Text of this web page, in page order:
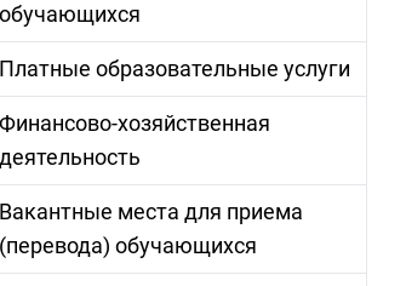
обучающихся
Платные образовательные услуги
Финансово-хозяйственная
деятельность
Вакантные места для приема
(перевода) обучающихся